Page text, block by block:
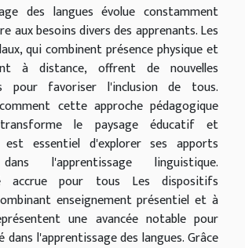
des langues évolue constamment
aux besoins divers des apprenants. Les
qui combinent présence physique et
à distance, offrent de nouvelles
pour favoriser l'inclusion de tous.
cette approche pédagogique
le paysage éducatif et
essentiel d'explorer ses apports
l'apprentissage linguistique.
accrue pour tous Les dispositifs
enseignement présentiel et à
une avancée notable pour
dans l'apprentissage des langues. Grâce